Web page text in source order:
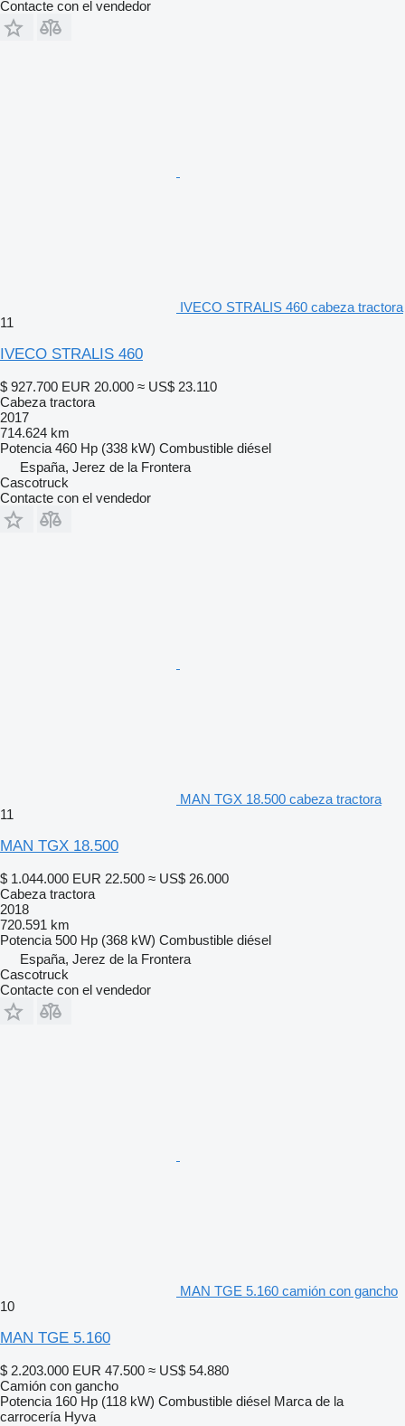
Contacte con el vendedor
IVECO STRALIS 460 cabeza tractora
11
IVECO STRALIS 460
$ 927.700 EUR 20.000 ≈ US$ 23.110
Cabeza tractora
2017
714.624 km
Potencia 460 Hp (338 kW) Combustible diésel
España, Jerez de la Frontera
Cascotruck
Contacte con el vendedor
MAN TGX 18.500 cabeza tractora
11
MAN TGX 18.500
$ 1.044.000 EUR 22.500 ≈ US$ 26.000
Cabeza tractora
2018
720.591 km
Potencia 500 Hp (368 kW) Combustible diésel
España, Jerez de la Frontera
Cascotruck
Contacte con el vendedor
MAN TGE 5.160 camión con gancho
10
MAN TGE 5.160
$ 2.203.000 EUR 47.500 ≈ US$ 54.880
Camión con gancho
Potencia 160 Hp (118 kW) Combustible diésel Marca de la
carrocería Hyva